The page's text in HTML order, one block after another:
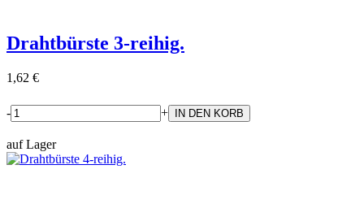
Drahtbürste 3-reihig.
1,62 €
- +
auf Lager